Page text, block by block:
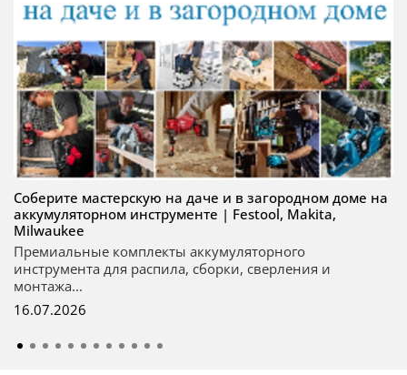
Соберите мастерскую на даче и в загородном доме на
аккумуляторном инструменте | Festool, Makita,
Milwaukee
Премиальные комплекты аккумуляторного
инструмента для распила, сборки, сверления и
монтажа...
16.07.2026